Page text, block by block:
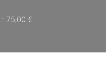
75,00 €